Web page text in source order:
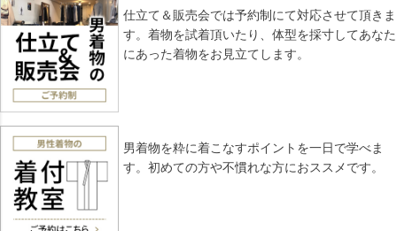
仕立て＆販売会では予約制にて対応させて頂きま
す。着物を試着頂いたり、体型を採寸してあなた
にあった着物をお見立てします。
男着物を粋に着こなすポイントを一日で学べま
す。初めての方や不慣れな方におススメです。